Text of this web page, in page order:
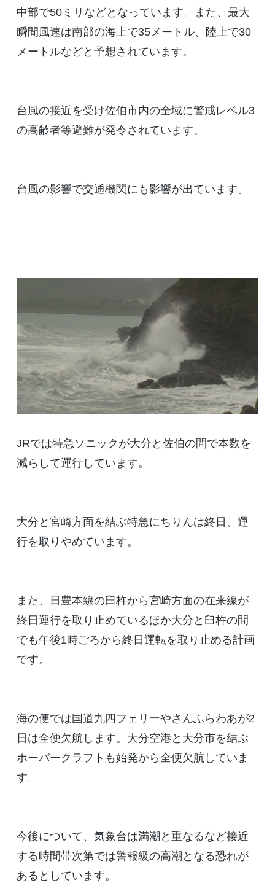
中部で50ミリなどとなっています。また、最大
瞬間風速は南部の海上で35メートル、陸上で30
メートルなどと予想されています。
台風の接近を受け佐伯市内の全域に警戒レベル3
の高齢者等避難が発令されています。
台風の影響で交通機関にも影響が出ています。
JRでは特急ソニックが大分と佐伯の間で本数を
減らして運行しています。
大分と宮崎方面を結ぶ特急にちりんは終日、運
行を取りやめています。
また、日豊本線の臼杵から宮崎方面の在来線が
終日運行を取り止めているほか大分と臼杵の間
でも午後1時ごろから終日運転を取り止める計画
です。
海の便では国道九四フェリーやさんふらわあが2
日は全便欠航します。大分空港と大分市を結ぶ
ホーバークラフトも始発から全便欠航していま
す。
今後について、気象台は満潮と重なるなど接近
する時間帯次第では警報級の高潮となる恐れが
あるとしています。